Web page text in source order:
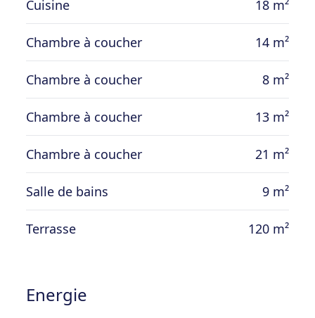
ville.
Prix : 345.000 € (sous réserve d’acceptation
des propriétaires).
Cuisine 18 m²
Chambre à coucher 14 m²
Chambre à coucher 8 m²
Chambre à coucher 13 m²
Chambre à coucher 21 m²
Salle de bains 9 m²
Terrasse 120 m²
Energie